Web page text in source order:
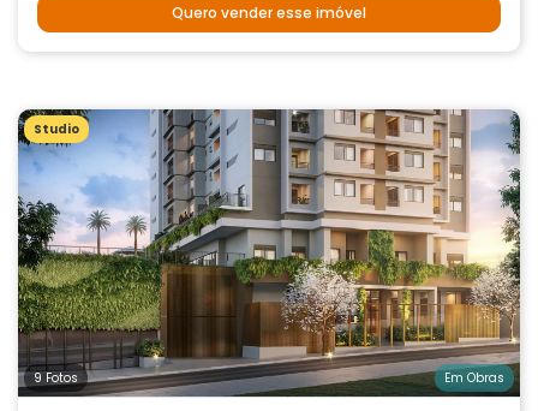
Quero vender esse imóvel
Studio
9 Fotos Em Obras